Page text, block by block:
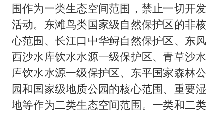
围作为一类生态空间范围，禁止一切开发
活动。东滩鸟类国家级自然保护区的非核
心范围、长江口中华鲟自然保护区、东风
西沙水库饮水水源一级保护区、青草沙水
库饮水水源一级保护区、东平国家森林公
园和国家级地质公园的核心范围、重要湿
地等作为二类生态空间范围。一类和二类